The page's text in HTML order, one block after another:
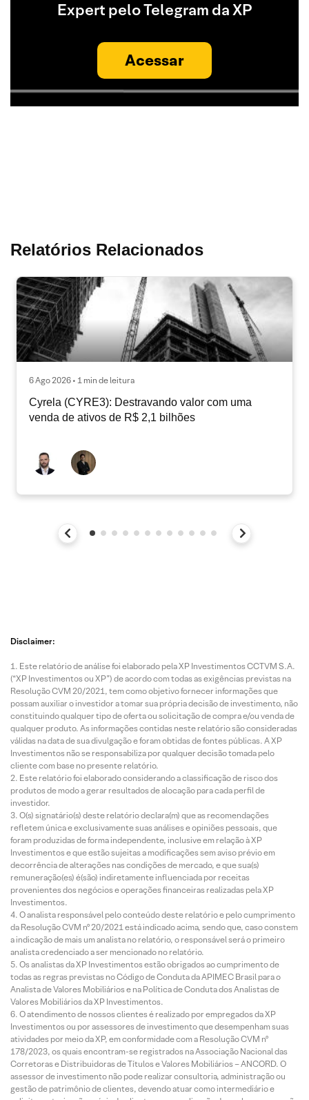
Expert pelo Telegram da XP
Acessar
Relatórios Relacionados
6 Ago 2026 • 1 min de leitura
Cyrela (CYRE3): Destravando valor com uma
venda de ativos de R$ 2,1 bilhões
Disclaimer:
Este relatório de análise foi elaborado pela XP Investimentos CCTVM S.A.
(“XP Investimentos ou XP”) de acordo com todas as exigências previstas na
Resolução CVM 20/2021, tem como objetivo fornecer informações que
possam auxiliar o investidor a tomar sua própria decisão de investimento, não
constituindo qualquer tipo de oferta ou solicitação de compra e/ou venda de
qualquer produto. As informações contidas neste relatório são consideradas
válidas na data de sua divulgação e foram obtidas de fontes públicas. A XP
Investimentos não se responsabiliza por qualquer decisão tomada pelo
cliente com base no presente relatório.
Este relatório foi elaborado considerando a classificação de risco dos
produtos de modo a gerar resultados de alocação para cada perfil de
investidor.
O(s) signatário(s) deste relatório declara(m) que as recomendações
refletem única e exclusivamente suas análises e opiniões pessoais, que
foram produzidas de forma independente, inclusive em relação à XP
Investimentos e que estão sujeitas a modificações sem aviso prévio em
decorrência de alterações nas condições de mercado, e que sua(s)
remuneração(es) é(são) indiretamente influenciada por receitas
provenientes dos negócios e operações financeiras realizadas pela XP
Investimentos.
O analista responsável pelo conteúdo deste relatório e pelo cumprimento
da Resolução CVM nº 20/2021 está indicado acima, sendo que, caso constem
a indicação de mais um analista no relatório, o responsável será o primeiro
analista credenciado a ser mencionado no relatório.
Os analistas da XP Investimentos estão obrigados ao cumprimento de
todas as regras previstas no Código de Conduta da APIMEC Brasil para o
Analista de Valores Mobiliários e na Política de Conduta dos Analistas de
Valores Mobiliários da XP Investimentos.
O atendimento de nossos clientes é realizado por empregados da XP
Investimentos ou por assessores de investimento que desempenham suas
atividades por meio da XP, em conformidade com a Resolução CVM nº
178/2023, os quais encontram-se registrados na Associação Nacional das
Corretoras e Distribuidoras de Títulos e Valores Mobiliários – ANCORD. O
assessor de investimento não pode realizar consultoria, administração ou
gestão de patrimônio de clientes, devendo atuar como intermediário e